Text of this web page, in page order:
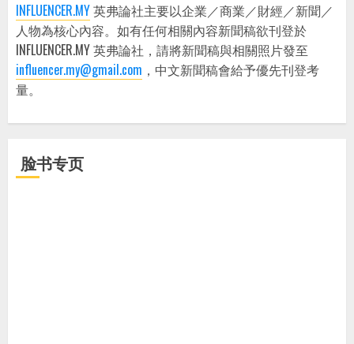
INFLUENCER.MY英弗論社主要以企業／商業／財經／新聞／
人物為核心內容。如有任何相關內容新聞稿欲刊登於
INFLUENCER.MY 英弗論社，請將新聞稿與相關照片發至
influencer.my@gmail.com ，中文新聞稿會給予優先刊登考
量。
脸书专页